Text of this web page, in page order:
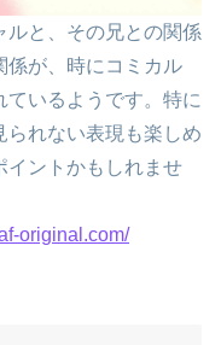
ルと、その兄との関係
係が、時にコミカル
いるようです。特に
られない表現も楽しめ
イントかもしれませ
original.com/